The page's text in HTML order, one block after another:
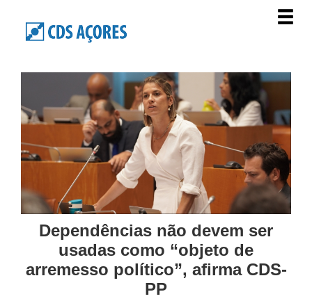
Dependências não devem ser
usadas como “objeto de
arremesso político”, afirma CDS-
PP